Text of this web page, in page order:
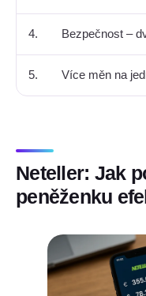
4. Bezpečnost –
5. Více měn na
Neteller: Jak
peněženku